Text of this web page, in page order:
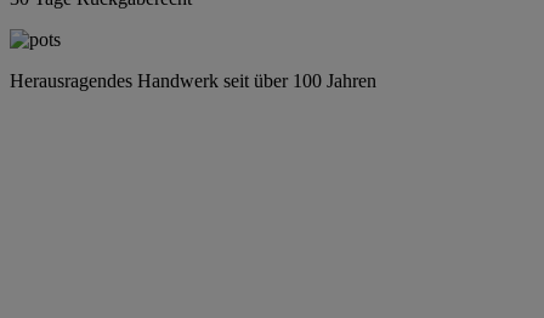
Herausragendes Handwerk seit über 100 Jahren